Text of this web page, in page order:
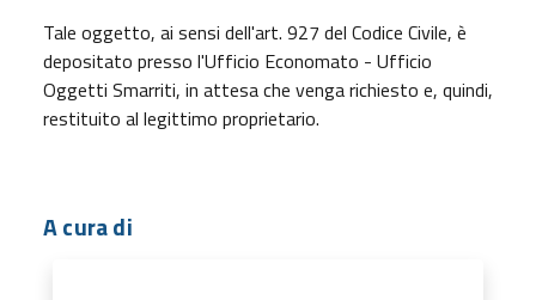
Tale oggetto, ai sensi dell'art. 927 del Codice Civile, è
depositato presso l'Ufficio Economato - Ufficio
Oggetti Smarriti, in attesa che venga richiesto e, quindi,
restituito al legittimo proprietario.
A cura di